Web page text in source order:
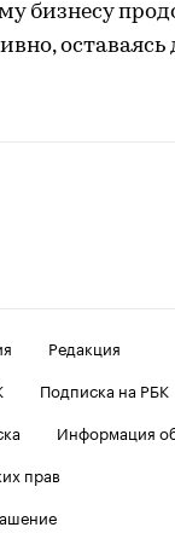
бизнесу
оставаясь
Редакция
Подписка на РБК
Информация
прав